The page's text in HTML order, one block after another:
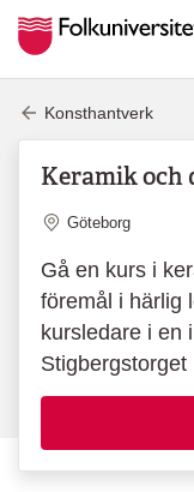
Konsthantverk
Keramik och
Plats
Göteborg
Gå en kurs i
föremål i härlig
kursledare i en
Stigbergstorget